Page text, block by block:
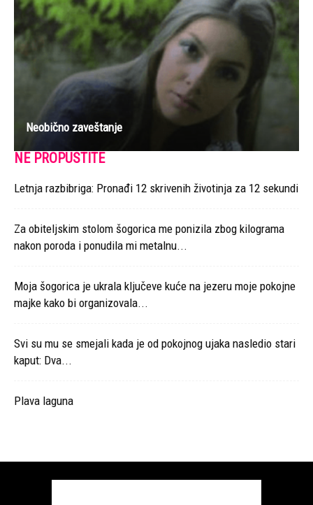
Neobično zaveštanje
NE PROPUSTITE
Letnja razbibriga: Pronađi 12 skrivenih životinja za 12 sekundi
Za obiteljskim stolom šogorica me ponizila zbog kilograma
nakon poroda i ponudila mi metalnu...
Moja šogorica je ukrala ključeve kuće na jezeru moje pokojne
majke kako bi organizovala...
Svi su mu se smejali kada je od pokojnog ujaka nasledio stari
kaput: Dva...
Plava laguna